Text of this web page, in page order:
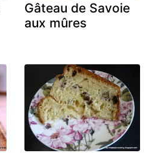
Gâteau de Savoie
aux mûres